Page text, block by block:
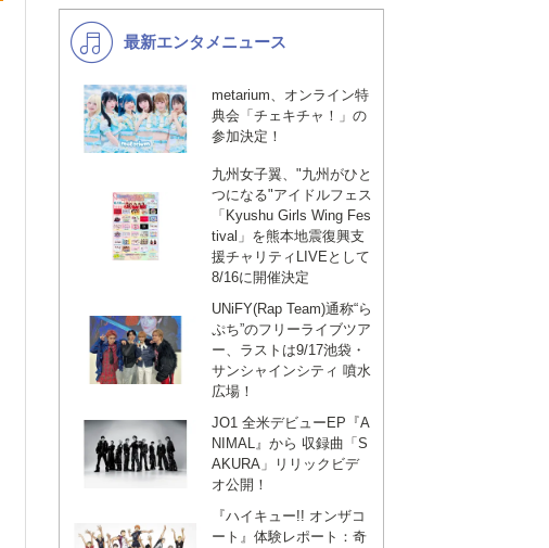
最新エンタメニュース
metarium、オンライン特
典会「チェキチャ！」の
参加決定！
九州女子翼、"九州がひと
つになる"アイドルフェス
「Kyushu Girls Wing Fes
tival」を熊本地震復興支
援チャリティLIVEとして
8/16に開催決定
UNiFY(Rap Team)通称“ら
ぷち”のフリーライブツア
ー、ラストは9/17池袋・
サンシャインシティ 噴水
広場！
JO1 全米デビューEP『A
NIMAL』から 収録曲「S
AKURA」リリックビデ
オ公開！
『ハイキュー!! オンザコ
ート』体験レポート：奇